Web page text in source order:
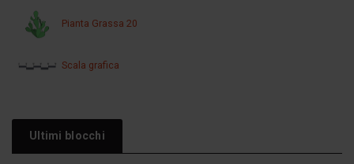
Pianta Grassa 20
Scala grafica
Ultimi blocchi